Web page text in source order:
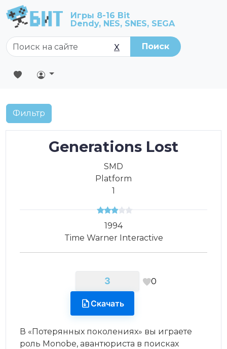
Игры 8-16 Bit
Dendy, NES, SNES, SEGA
Поиск
X
Фильтр
Generations Lost
SMD
Platform
1
1994
Time Warner Interactive
Скачать
3 0
В «Потерянных поколениях» вы играете
роль Monobe, авантюриста в поисках